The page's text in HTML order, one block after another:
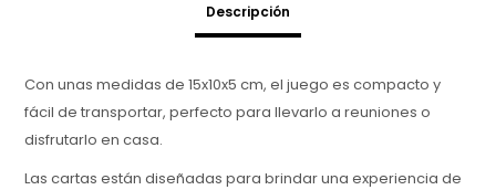
Descripción
Con unas medidas de 15x10x5 cm, el juego es compacto y
fácil de transportar, perfecto para llevarlo a reuniones o
disfrutarlo en casa.
Las cartas están diseñadas para brindar una experiencia de